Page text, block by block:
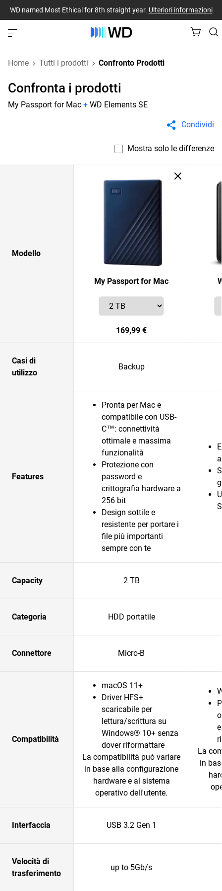
WD named Most Ethical for 8th straight year. Ulteriori informazioni
Home Tutti i prodotti Confronto Prodotti
Confronta i prodotti
My Passport for Mac + WD Elements SE
Condividi
Mostra solo le differenze
Modello
My Passport for Mac
169,99 €
Casi di
utilizzo
Backup
Features
Pronta per Mac e
compatibile con USB-
C™: connettività
ottimale e massima
funzionalità
Protezione con
password e
crittografia hardware a
256 bit
Design sottile e
resistente per portare i
file più importanti
sempre con te
Capacity 2 TB
Categoria HDD portatile
Connettore Micro-B
Compatibilità
macOS 11+
Driver HFS+
scaricabile per
lettura/scrittura su
Windows® 10+ senza
dover riformattare
La compatibilità può variare
in base alla configurazione
hardware e al sistema
operativo dell'utente.
La
in
Interfaccia USB 3.2 Gen 1
Velocità di
trasferimento
up to 5Gb/s